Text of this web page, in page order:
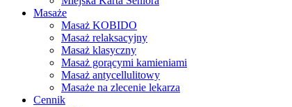
Masaże
Masaż KOBIDO
Masaż relaksacyjny
Masaż klasyczny
Masaż gorącymi kamieniami
Masaż antycellulitowy
Masaże na zlecenie lekarza
Cennik